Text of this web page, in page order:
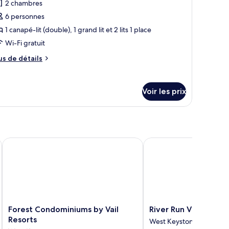
2 chambres
6 personnes
1 canapé-lit (double), 1 grand lit et 2 lits 1 place
Wi-Fi gratuit
de détails
Voir les prix
Forest
Condominiums
Forest Condominiums by Vail
Resorts
Forest Condominiums by Vail Resorts
River
Run
Village
River Run Village by
West Keystone
River Run Village by